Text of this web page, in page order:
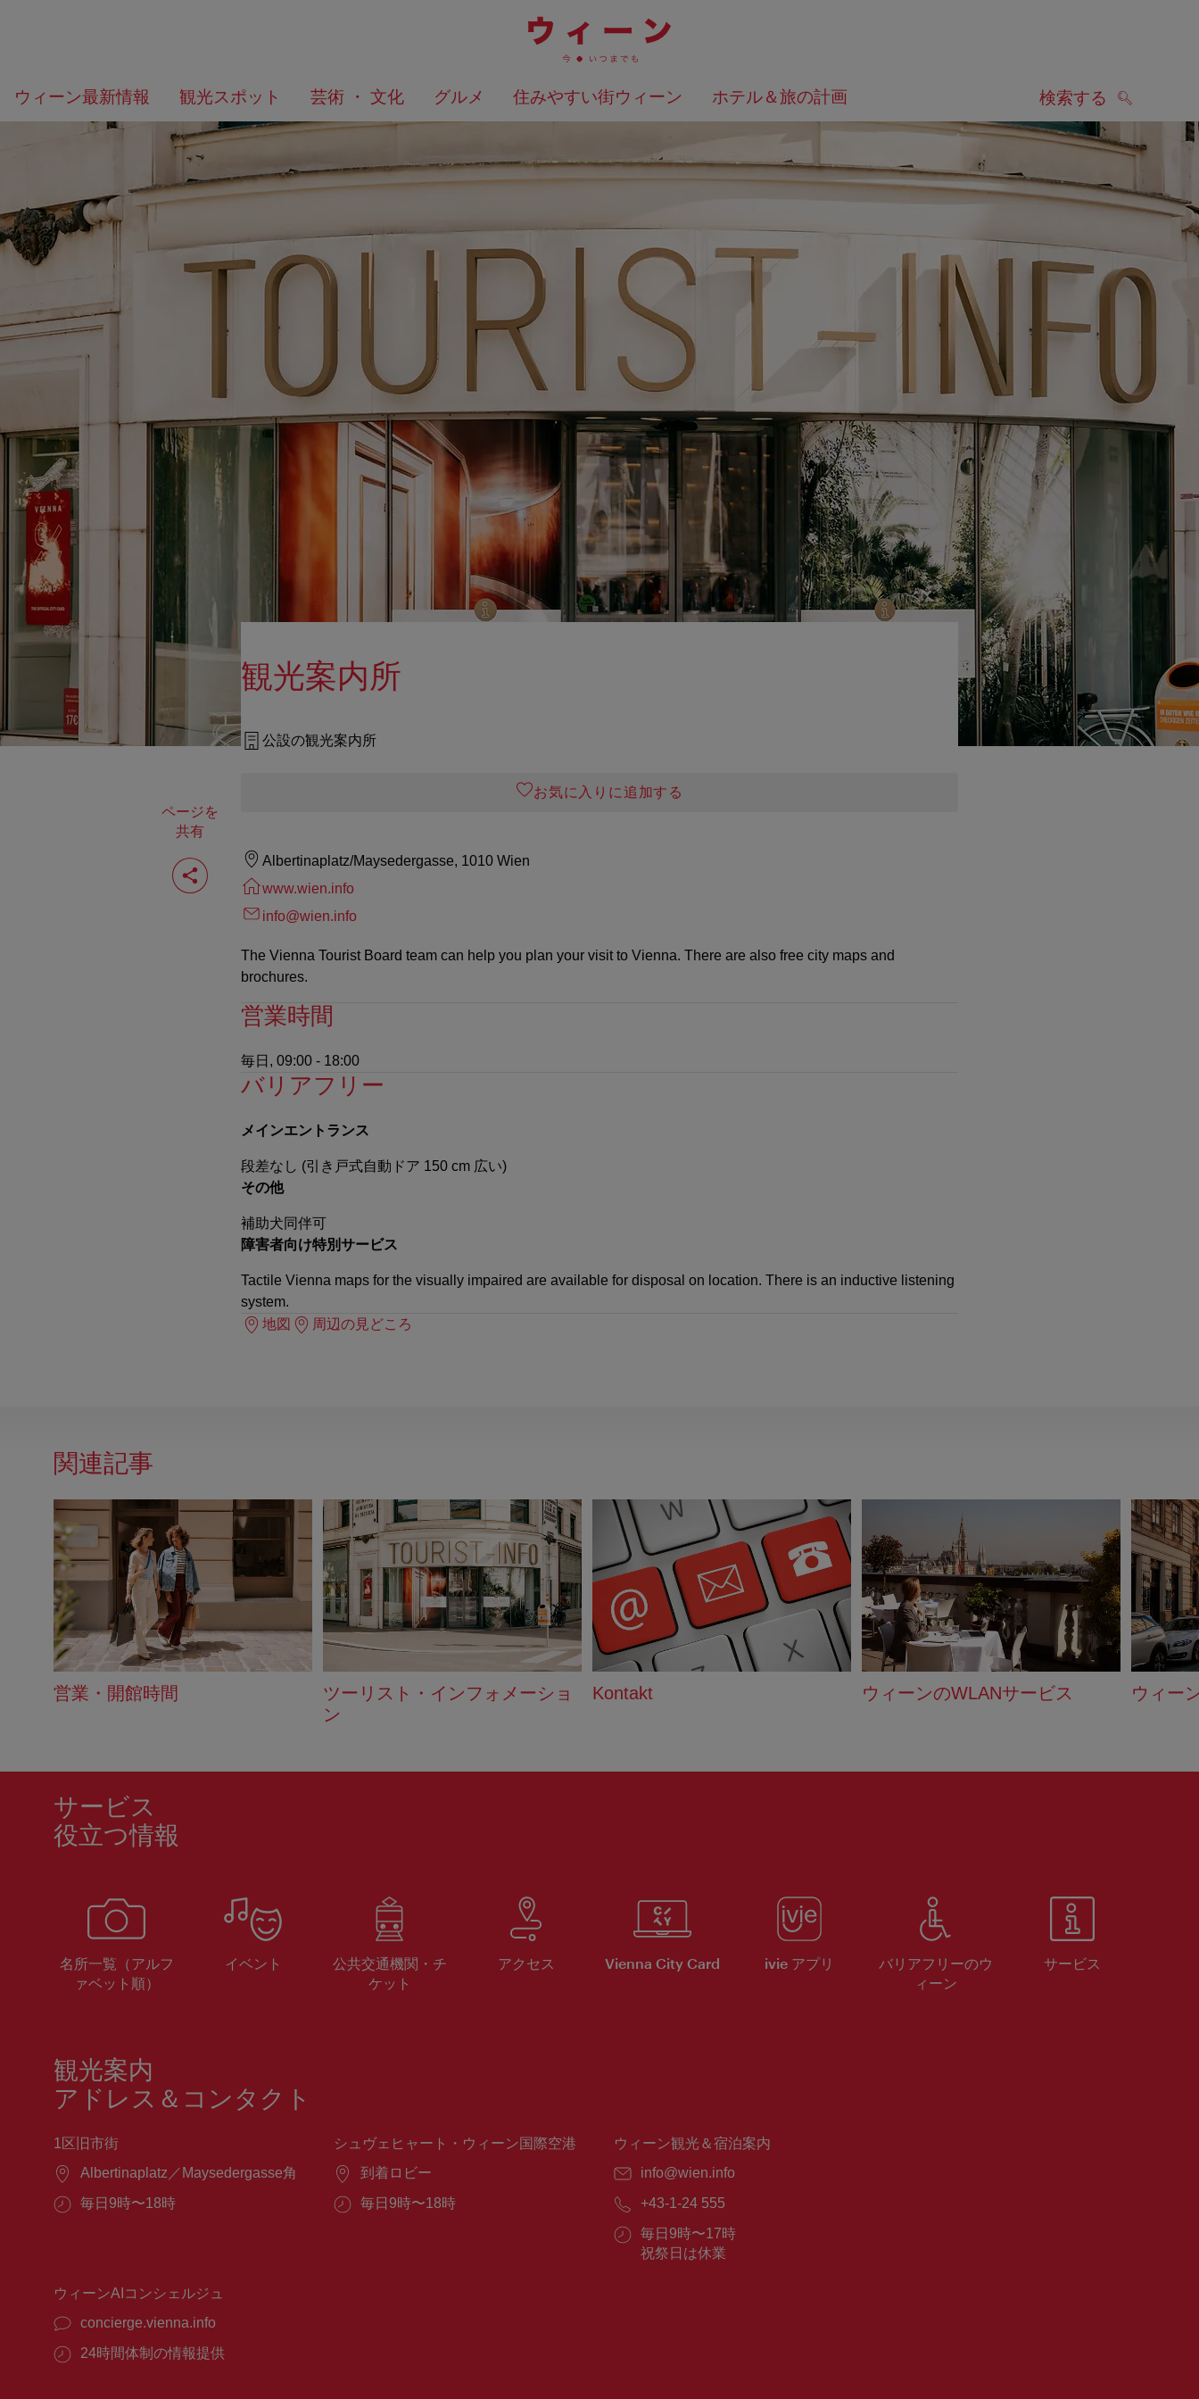
ニ
の
ッ
プ
へ
ウィーン最新情報 観光スポット 芸術 ・ 文化 グルメ 住みやすい街ウィーン ホテル＆旅の計画 検索する
何
を
お
探
で
す
ページを
共有
ペ
ー
ジ
観光案内所
公設の観光案内所
お気に入りに追加する
Albertinaplatz/Maysedergasse, 1010 Wien
www.wien.info
info@wien.info
The Vienna Tourist Board team can help you plan your visit to Vienna. There are also free city maps and
brochures.
営業時間
毎日, 09:00 - 18:00
バリアフリー
メインエントランス
段差なし (引き戸式自動ドア 150 cm 広い)
その他
補助犬同伴可
障害者向け特別サービス
Tactile Vienna maps for the visually impaired are available for disposal on location. There is an inductive listening
system.
地図
周辺の見どころ
関連記事
営業・開館時間
ツーリスト・インフォメーショ
ン
Kontakt ウィーンのWLANサービス ウィー
サービス
役立つ情報
名所一覧（アルフ
ァベット順）
イベント
公共交通機関・チ
ケット
アクセス Vienna City Card ivie アプリ
バリアフリーのウ
ィーン
サービス
観光案内
アドレス＆コンタクト
1区旧市街
場
Albertinaplatz／Maysedergasse角
営
毎日9時〜18時
シュヴェヒャート・ウィーン国際空港
場
到着ロビー
営
毎日9時〜18時
ウィーン観光＆宿泊案内
E
ー
ル：
info@wien.info
電
番
号：
+43-1-24 555
営
業
毎日9時〜17時
祝祭日は休業
ウィーンAIコンシェルジュ
concierge.vienna.info
24時間体制の情報提供